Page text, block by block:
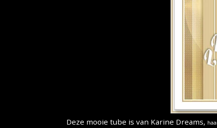
Deze mooie tube is van Karine Dreams,